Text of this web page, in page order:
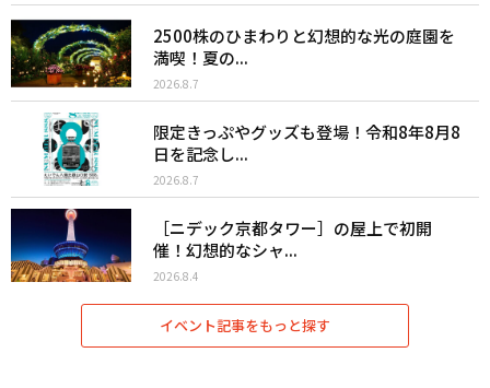
2500株のひまわりと幻想的な光の庭園を
満喫！夏の...
2026.8.7
限定きっぷやグッズも登場！令和8年8月8
日を記念し...
2026.8.7
［ニデック京都タワー］の屋上で初開
催！幻想的なシャ...
2026.8.4
イベント記事をもっと探す